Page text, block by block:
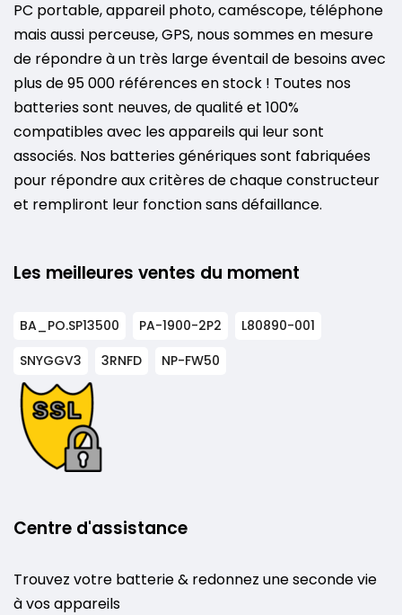
PC portable, appareil photo, caméscope, téléphone
mais aussi perceuse, GPS, nous sommes en mesure
de répondre à un très large éventail de besoins avec
plus de 95 000 références en stock ! Toutes nos
batteries sont neuves, de qualité et 100%
compatibles avec les appareils qui leur sont
associés. Nos batteries génériques sont fabriquées
pour répondre aux critères de chaque constructeur
et rempliront leur fonction sans défaillance.
Les meilleures ventes du moment
BA_PO.SP13500 PA-1900-2P2
L80890-001
SNYGGV3
3RNFD NP-FW50
Centre d'assistance
Trouvez votre batterie & redonnez une seconde vie
à vos appareils